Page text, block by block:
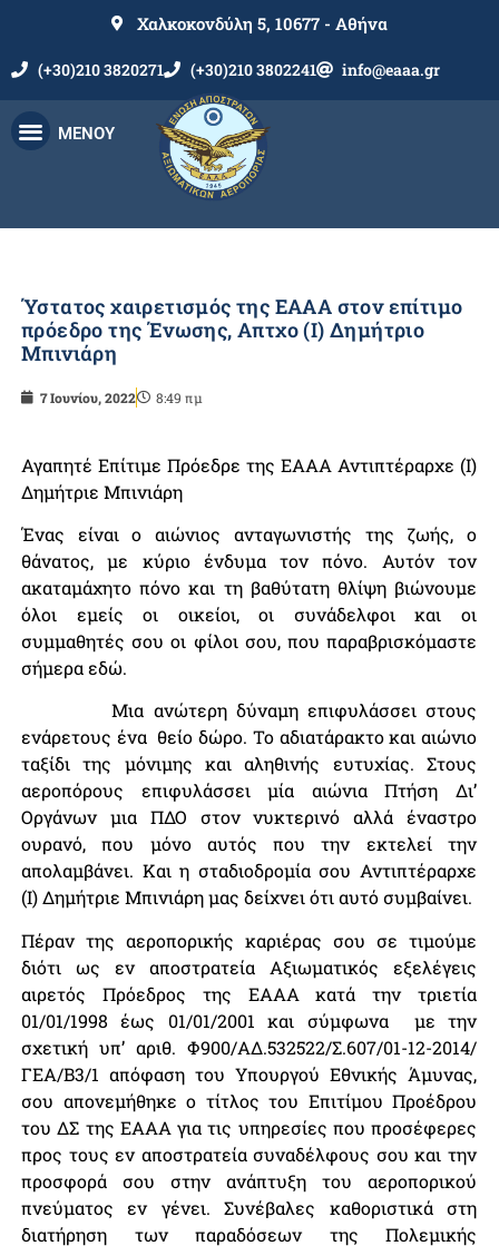
Χαλκοκονδύλη 5, 10677 - Αθήνα
(+30)210 3820271 (+30)210 3802241 info@eaaa.gr
ΜΕΝΟΥ
Ύστατος χαιρετισμός της ΕΑΑΑ στον επίτιμο
πρόεδρο της Ένωσης, Απτχο (Ι) Δημήτριο
Μπινιάρη
7 Ιουνίου, 2022 8:49 πμ
Αγαπητέ Επίτιμε Πρόεδρε της ΕΑΑΑ Αντιπτέραρχε (Ι)
Δημήτριε Μπινιάρη
Ένας είναι ο αιώνιος ανταγωνιστής της ζωής, ο
θάνατος, με κύριο ένδυμα τον πόνο. Αυτόν τον
ακαταμάχητο πόνο και τη βαθύτατη θλίψη βιώνουμε
όλοι εμείς οι οικείοι, οι συνάδελφοι και οι
συμμαθητές σου οι φίλοι σου, που παραβρισκόμαστε
σήμερα εδώ.
Μια ανώτερη δύναμη επιφυλάσσει στους
ενάρετους ένα θείο δώρο. Το αδιατάρακτο και αιώνιο
ταξίδι της μόνιμης και αληθινής ευτυχίας. Στους
αεροπόρους επιφυλάσσει μία αιώνια Πτήση Δι’
Οργάνων μια ΠΔΟ στον νυκτερινό αλλά έναστρο
ουρανό, που μόνο αυτός που την εκτελεί την
απολαμβάνει. Και η σταδιοδρομία σου Αντιπτέραρχε
(Ι) Δημήτριε Μπινιάρη μας δείχνει ότι αυτό συμβαίνει.
Πέραν της αεροπορικής καριέρας σου σε τιμούμε
διότι ως εν αποστρατεία Αξιωματικός εξελέγεις
αιρετός Πρόεδρος της ΕΑΑΑ κατά την τριετία
01/01/1998 έως 01/01/2001 και σύμφωνα με την
σχετική υπ’ αριθ. Φ900/ΑΔ.532522/Σ.607/01-12-2014/
ΓΕΑ/Β3/1 απόφαση του Υπουργού Εθνικής Άμυνας,
σου απονεμήθηκε ο τίτλος του Επιτίμου Προέδρου
του ΔΣ της ΕΑΑΑ για τις υπηρεσίες που προσέφερες
προς τους εν αποστρατεία συναδέλφους σου και την
προσφορά σου στην ανάπτυξη του αεροπορικού
πνεύματος εν γένει. Συνέβαλες καθοριστικά στη
διατήρηση των παραδόσεων της Πολεμικής